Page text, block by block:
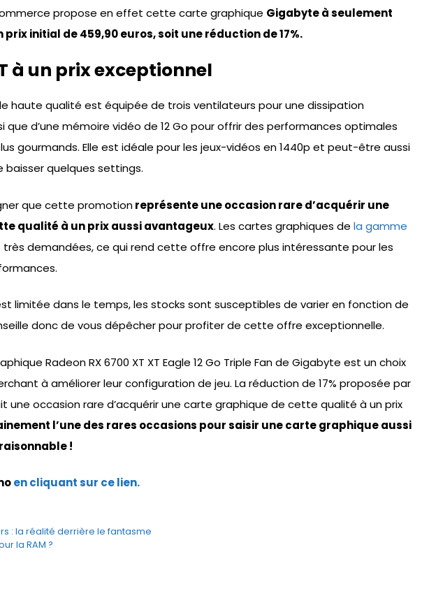
propose en effet cette carte graphique Gigabyte à seulement
prix initial de 459,90 euros, soit une réduction de 17%.
à un prix exceptionnel
haute qualité est équipée de trois ventilateurs pour une dissipation
que d’une mémoire vidéo de 12 Go pour offrir des performances optimales
gourmands. Elle est idéale pour les jeux-vidéos en 1440p et peut-être aussi
baisser quelques settings.
que cette promotionreprésente une occasion rare d’acquérir une
qualité à un prix aussi avantageux. Les cartes graphiques de la gamme
demandées, ce qui rend cette offre encore plus intéressante pour les
limitée dans le temps, les stocks sont susceptibles de varier en fonction de
donc de vous dépêcher pour profiter de cette offre exceptionnelle.
Radeon RX 6700 XT XT Eagle 12 Go Triple Fan de Gigabyte est un choix
à améliorer leur configuration de jeu. La réduction de 17% proposée par
une occasion rare d’acquérir une carte graphique de cette qualité à un prix
l’une des rares occasions pour saisir une carte graphique aussi
!
en cliquant sur ce lien.
: la réalité derrière le fantasme
la RAM ?